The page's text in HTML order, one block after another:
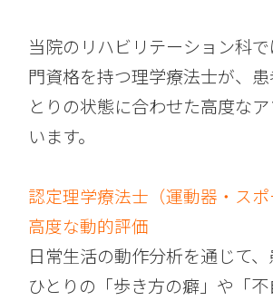
当院のリハビリテーション科
門資格を持つ理学療法士が、
とりの状態に合わせた高度な
います。
認定理学療法士（運動器・ス
高度な動的評価
日常生活の動作分析を通じて
ひとりの「歩き方の癖」や「